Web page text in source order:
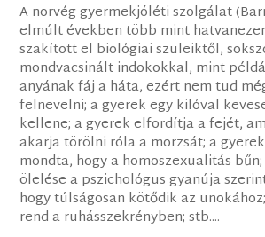
A norvég gyermekjóléti szolgálat
elmúlt években több mint
szakított el biológiai szüleiktől,
mondvacsinált indokokkal, mint
anyának fáj a háta, ezért nem tud
felnevelni; a gyerek egy kilóval
kellene; a gyerek elfordítja a fejét,
akarja törölni róla a morzsát; a
mondta, hogy a homoszexualitás
ölelése a pszichológus gyanúja
hogy túlságosan kötődik az
rend a ruhásszekrényben; stb....